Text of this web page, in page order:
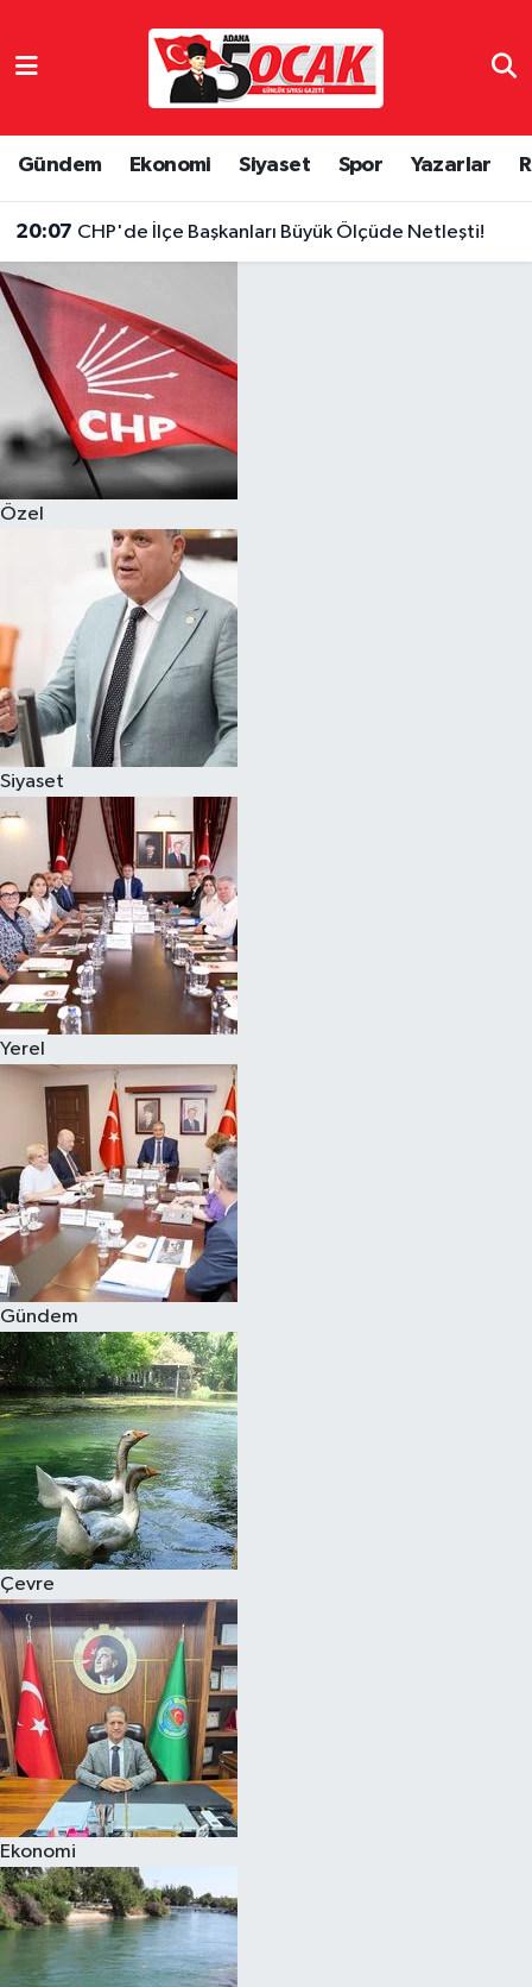
Gündem Ekonomi Siyaset Spor Yazarlar
20:07 CHP'de İlçe Başkanları Büyük Ölçüde Netleşti!
Özel
Siyaset
Yerel
Gündem
Çevre
Ekonomi
Eğitim
Ekonomi
Gündem
Magazin
Özel
Resmi İlanlar
Sağlık
Siyaset
Spor
Yaşam
Yerel Yönetimler
Yurttan
Hava Durumu
Son Dakika Haberleri
Haber Arşivi